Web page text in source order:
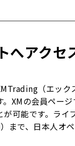
へアクセ
（エッ
XMの会員ペー
可能です。ラ
まで、日本人オ